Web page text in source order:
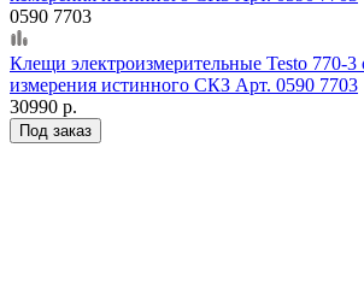
0590 7703
Клещи электроизмерительные Testo 770-
измерения истинного СКЗ Арт. 0590 7703
30990 р.
Под заказ